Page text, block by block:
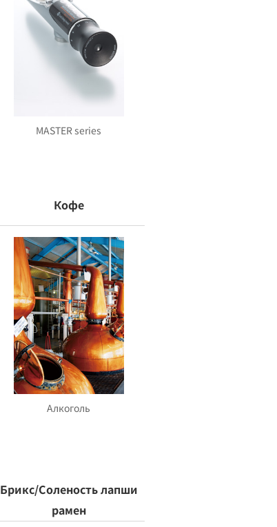
MASTER series
Кофе
Алкоголь
Брикс/Соленость лапши
рамен